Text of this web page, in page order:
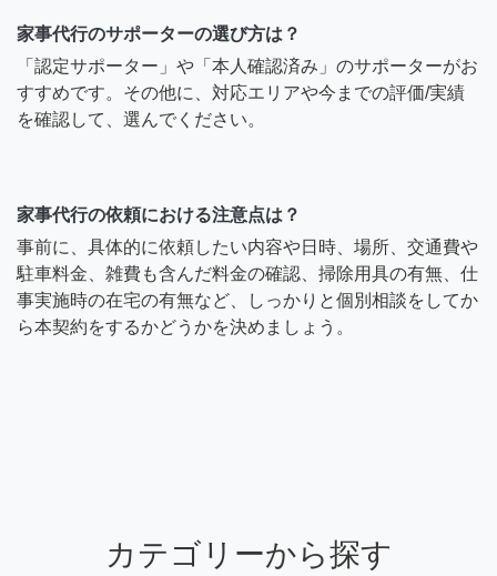
家事代行のサポーターの選び方は？
「認定サポーター」や「本人確認済み」のサポーターがお
すすめです。その他に、対応エリアや今までの評価/実績
を確認して、選んでください。
家事代行の依頼における注意点は？
事前に、具体的に依頼したい内容や日時、場所、交通費や
駐車料金、雑費も含んだ料金の確認、掃除用具の有無、仕
事実施時の在宅の有無など、しっかりと個別相談をしてか
ら本契約をするかどうかを決めましょう。
カテゴリーから探す